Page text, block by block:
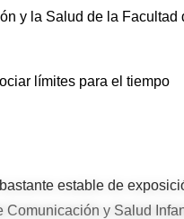
y la Salud de la Facultad
límites para el tiempo
estable de
y Salud